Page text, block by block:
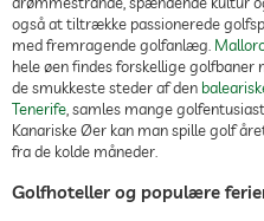
også at tiltrække passionerede
med fremragende golfanlæg.
hele øen findes forskellige
de smukkeste steder af den
Tenerife , samles mange
Kanariske Øer kan man spille golf
fra de kolde måneder.
Golfhoteller og populære